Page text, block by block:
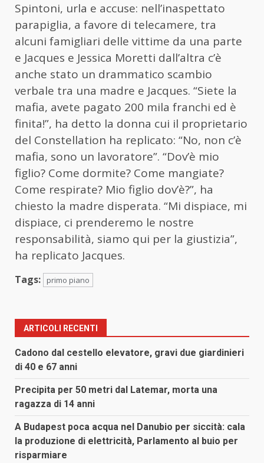
Spintoni, urla e accuse: nell’inaspettato
parapiglia, a favore di telecamere, tra
alcuni famigliari delle vittime da una parte
e Jacques e Jessica Moretti dall’altra c’è
anche stato un drammatico scambio
verbale tra una madre e Jacques. “Siete la
mafia, avete pagato 200 mila franchi ed è
finita!”, ha detto la donna cui il proprietario
del Constellation ha replicato: “No, non c’è
mafia, sono un lavoratore”. “Dov’è mio
figlio? Come dormite? Come mangiate?
Come respirate? Mio figlio dov’è?”, ha
chiesto la madre disperata. “Mi dispiace, mi
dispiace, ci prenderemo le nostre
responsabilità, siamo qui per la giustizia”,
ha replicato Jacques.
Tags: primo piano
ARTICOLI RECENTI
Cadono dal cestello elevatore, gravi due giardinieri
di 40 e 67 anni
Precipita per 50 metri dal Latemar, morta una
ragazza di 14 anni
A Budapest poca acqua nel Danubio per siccità: cala
la produzione di elettricità, Parlamento al buio per
risparmiare